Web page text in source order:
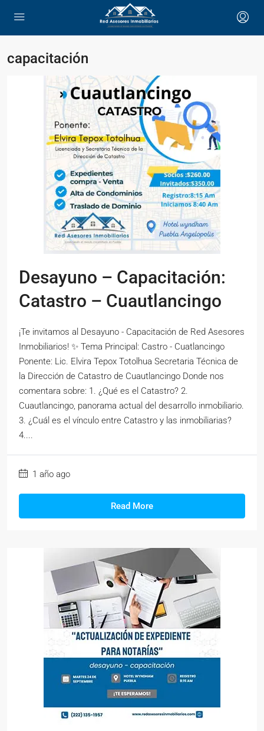
capacitación
Desayuno – Capacitación:
Catastro – Cuautlancingo
¡Te invitamos al Desayuno - Capacitación de Red Asesores
Inmobiliarios! ✨ Tema Principal: Castro - Cuatlancingo
Ponente: Lic. Elvira Tepox Totolhua Secretaria Técnica de
la Dirección de Catastro de Cuautlancingo Donde nos
comentara sobre: 1. ¿Qué es el Catastro? 2.
Cuautlancingo, panorama actual del desarrollo inmobiliario.
3. ¿Cuál es el vínculo entre Catastro y las inmobiliarias?
4....
1 año ago
Read More